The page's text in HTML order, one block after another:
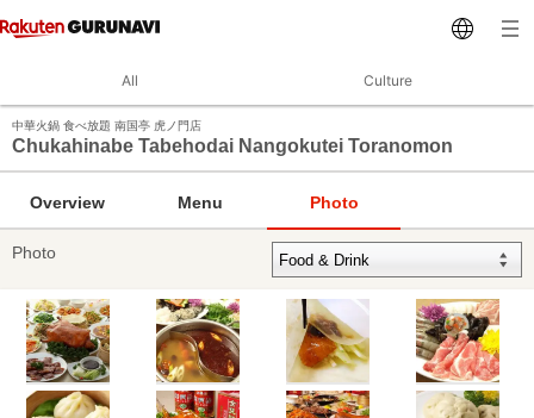
All Culture
中華火鍋 食べ放題 南国亭 虎ノ門店
Chukahinabe Tabehodai Nangokutei Toranomon
Overview Menu Photo
Photo